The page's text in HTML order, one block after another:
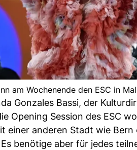
am Wochenende den ESC in
Gonzales Bassi, der
Opening Session des ESC
einer anderen Stadt wie Bern
benötige aber für jedes